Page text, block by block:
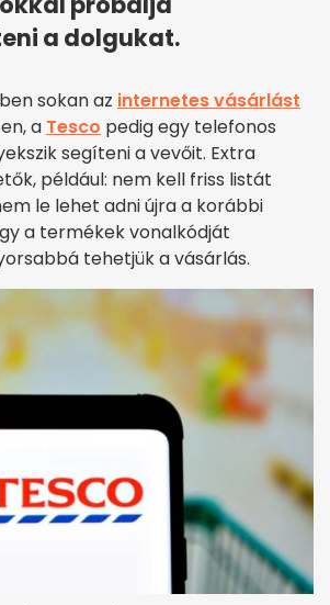
a dolgukat.
sokan az internetes vásárlást
a Tesco pedig egy telefonos
segíteni a vevőit. Extra
például: nem kell friss listát
le lehet adni újra a korábbi
a termékek vonalkódját
tehetjük a vásárlás.